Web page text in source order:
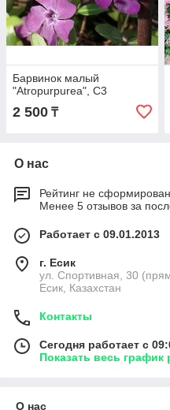
Барвинок малый
"Atropurpurea", С3
2 500 ₸
О нас
Рейтинг не сформирован
Менее 5 отзывов за
Работает с 09.01.2013
г. Есик
ул. Спортивная, 30
Есик, Казахстан
Контакты
Сегодня работает с
Показать весь график
О нас